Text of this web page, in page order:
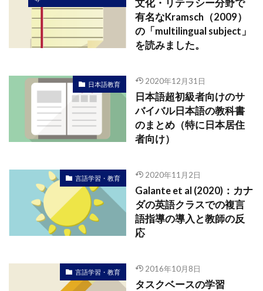
文化・リテラシー分野で
有名なKramsch（2009）
の「multilingual subject」
を読みました。
日本語教育 2020年12月31日
日本語超初級者向けのサ
バイバル日本語の教科書
のまとめ（特に日本居住
者向け）
言語学習・教育 2020年11月2日
Galante et al (2020)：カナ
ダの英語クラスでの複言
語指導の導入と教師の反
応
言語学習・教育 2016年10月8日
タスクベースの学習